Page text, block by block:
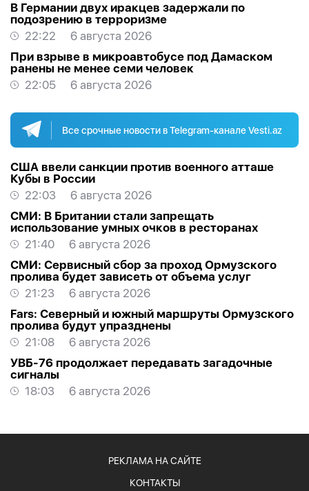
В Германии двух иракцев задержали по
подозрению в терроризме
22:22
6 августа 2026
При взрыве в микроавтобусе под Дамаском
ранены не менее семи человек
22:05
6 августа 2026
Все срочные новости в Telegram-канале Vesti.az
США ввели санкции против военного атташе
Кубы в России
22:03
6 августа 2026
СМИ: В Британии стали запрещать
использование умных очков в ресторанах
21:40
6 августа 2026
СМИ: Сервисный сбор за проход Ормузского
пролива будет зависеть от объема услуг
21:23
6 августа 2026
Fars: Северный и южный маршруты Ормузского
пролива будут упразднены
21:08
6 августа 2026
УВБ-76 продолжает передавать загадочные
сигналы
18:03
6 августа 2026
РЕКЛАМА НА САЙТЕ
КОНТАКТЫ